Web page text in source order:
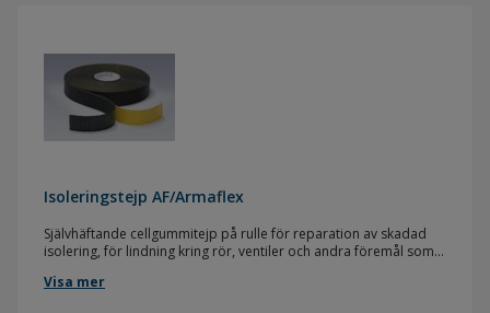
Isoleringstejp AF/Armaflex
Självhäftande cellgummitejp på rulle för reparation av skadad
isolering, för lindning kring rör, ventiler och andra föremål som
etc. Används vid montage av Armaflex AF/XG.
Visa mer